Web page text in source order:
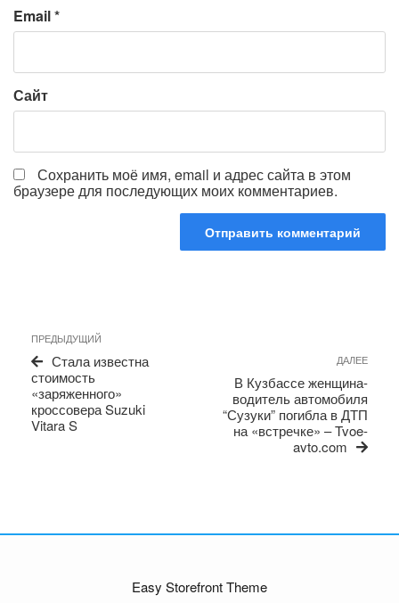
Email*
Сайт
Сохранить моё имя, email и адрес сайта в этом
браузере для последующих моих комментариев.
по
записям
Предыдущая
запись
ПРЕДЫДУЩИЙ
Стала известна
стоимость
«заряженного»
кроссовера Suzuki
Vitara S
ДАЛЕЕ
В Кузбассе женщина-
водитель автомобиля
“Сузуки” погибла в ДТП
на «встречке» – Tvoe-
avto.com
Easy Storefront Theme